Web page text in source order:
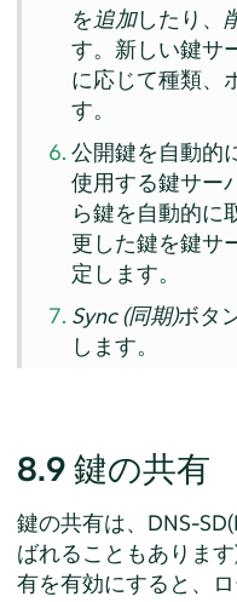
を追加したり、
す。新しい鍵サ
に応じて種類、
す。
公開鍵を自動的
使用する鍵サー
ら鍵を自動的に
更した鍵を鍵サ
定します。
Sync (同期)ボタ
します。
8.9 鍵の共有
鍵の共有は、DNS-
ばれることもありま
有を有効にすると、